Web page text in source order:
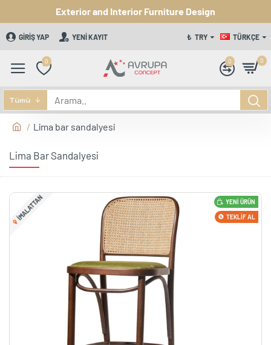
Exterior and Interior Furniture Design
GIRIŞ YAP YENI KAYIT ₺ TRY TÜRKÇE
0 0 0
Tümü
Lima bar sandalyesi
Lima Bar Sandalyesi
YENI ÜRÜN
IMALATTAN TEKLIF AL